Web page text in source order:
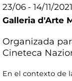
23/06 - 14/11/2021
Galleria d'Arte
Organizada
Cineteca
En el contexto de